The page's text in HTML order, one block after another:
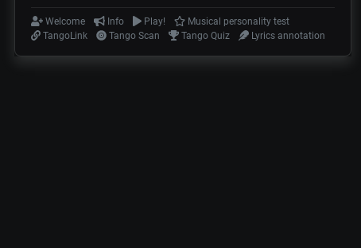
Welcome Info Play!
Musical personality test
TangoLink
Tango Scan Tango Quiz Lyrics annotation